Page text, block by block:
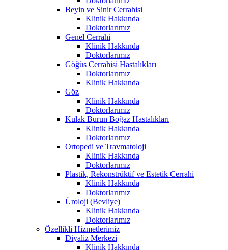
Beyin ve Sinir Cerrahisi
Klinik Hakkında
Doktorlarımız
Genel Cerrahi
Klinik Hakkında
Doktorlarımız
Göğüs Cerrahisi Hastalıkları
Doktorlarımız
Klinik Hakkında
Göz
Klinik Hakkında
Doktorlarımız
Kulak Burun Boğaz Hastalıkları
Klinik Hakkında
Doktorlarımız
Ortopedi ve Travmatoloji
Klinik Hakkında
Doktorlarımız
Plastik, Rekonstrüktif ve Estetik Cerrahi
Klinik Hakkında
Doktorlarımız
Üroloji (Bevliye)
Klinik Hakkında
Doktorlarımız
Özellikli Hizmetlerimiz
Diyaliz Merkezi
Klinik Hakkında